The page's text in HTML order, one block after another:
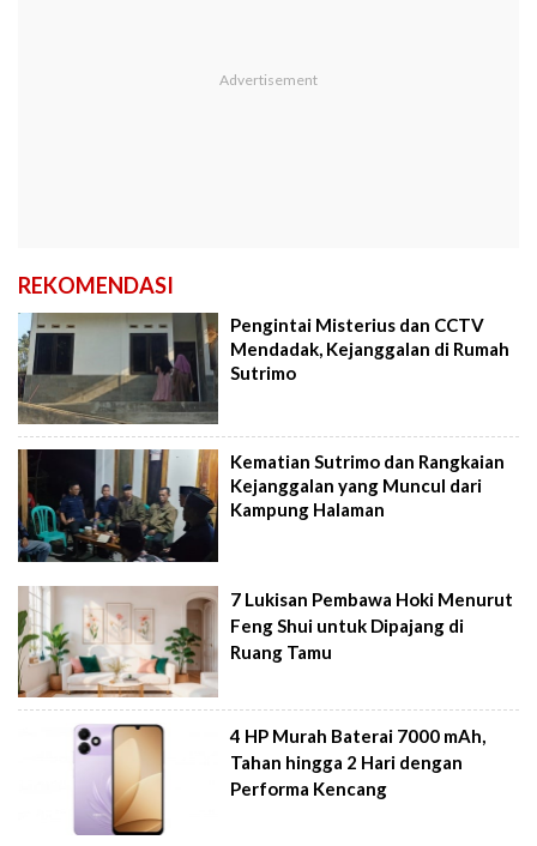
REKOMENDASI
Pengintai Misterius dan CCTV
Mendadak, Kejanggalan di Rumah
Sutrimo
Kematian Sutrimo dan Rangkaian
Kejanggalan yang Muncul dari
Kampung Halaman
7 Lukisan Pembawa Hoki Menurut
Feng Shui untuk Dipajang di
Ruang Tamu
4 HP Murah Baterai 7000 mAh,
Tahan hingga 2 Hari dengan
Performa Kencang